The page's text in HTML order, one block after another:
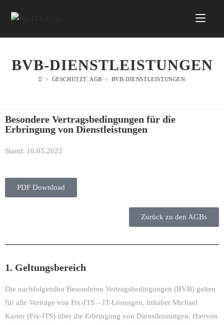
BVB-DIENSTLEISTUNGEN
> GESCHÜTZT: AGB > BVB-DIENSTLEISTUNGEN
Besondere Vertragsbedingungen für die
Erbringung von Dienstleistungen
Stand: 10.05.2022
PDF Download
Zurück zu den AGBs
1. Geltungsbereich
Die nachfolgenden Besonderen Vertragsbedingungen (BVB) gelten
für alle Verträge von Fix-ITS – IT-Lösungen, Inhaber Michael
Karrer (Fix-ITS) über die Erbringung von Dienstleistungen. Hiervon